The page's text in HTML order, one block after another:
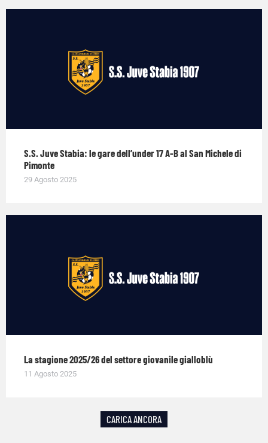
S.S. Juve Stabia: le gare dell’under 17 A-B al San Michele di
Pimonte
29 Agosto 2025
La stagione 2025/26 del settore giovanile gialloblù
11 Agosto 2025
CARICA ANCORA